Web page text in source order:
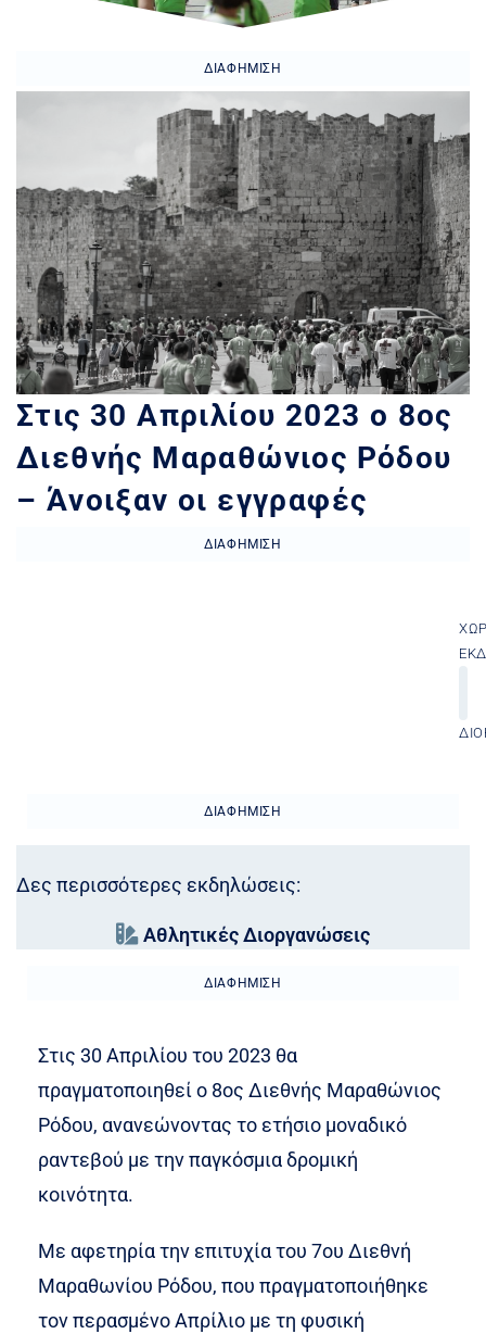
ΔΙΑΦΉΜΙΣΗ
Στις 30 Απριλίου 2023 ο 8ος
Διεθνής Μαραθώνιος Ρόδου
– Άνοιξαν οι εγγραφές
ΔΙΑΦΉΜΙΣΗ
ΔΙΑΦΉΜΙΣΗ
Δες περισσότερες εκδηλώσεις:
Αθλητικές Διοργανώσεις
ΔΙΑΦΉΜΙΣΗ
Στις 30 Απριλίου του 2023 θα
πραγματοποιηθεί ο 8ος Διεθνής Μαραθώνιος
Ρόδου, ανανεώνοντας το ετήσιο μοναδικό
ραντεβού με την παγκόσμια δρομική
κοινότητα.
Με αφετηρία την επιτυχία του 7ου Διεθνή
Μαραθωνίου Ρόδου, που πραγματοποιήθηκε
τον περασμένο Απρίλιο με τη φυσική